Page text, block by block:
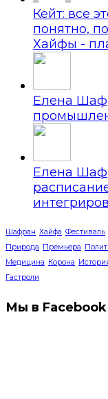
Кейт: все
понятно,
Хайфы -
Елена
Елена
Шафран Хайфа Фестиваль
Природа Премьера
Медицина Корона
Гастроли
Мы в Facebook